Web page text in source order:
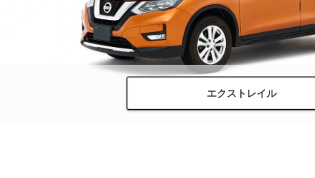
エクストレイル